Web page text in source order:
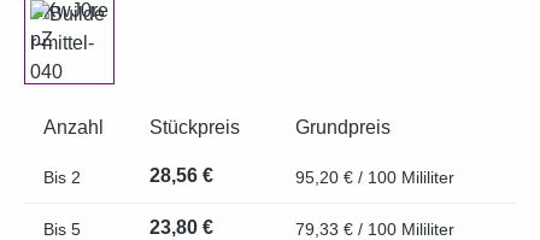
Anzahl Stückpreis Grundpreis
Bis 2 28,56 € 95,20 € / 100 Mililiter
Bis 5 23,80 € 79,33 € / 100 Mililiter